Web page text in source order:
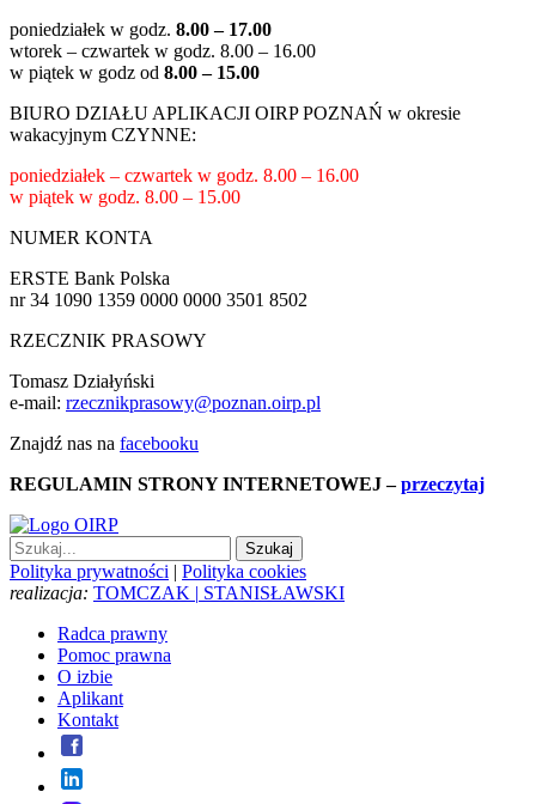
poniedziałek w godz. 8.00 – 17.00
wtorek – czwartek w godz. 8.00 – 16.00
w piątek w godz od 8.00 – 15.00
BIURO DZIAŁU APLIKACJI OIRP POZNAŃ w okresie
wakacyjnym CZYNNE:
poniedziałek – czwartek w godz. 8.00 – 16.00
w piątek w godz. 8.00 – 15.00
NUMER KONTA
ERSTE Bank Polska
nr 34 1090 1359 0000 0000 3501 8502
RZECZNIK PRASOWY
Tomasz Działyński
e-mail: rzecznikprasowy@poznan.oirp.pl
Znajdź nas na facebooku
REGULAMIN STRONY INTERNETOWEJ – przeczytaj
Polityka prywatności | Polityka cookies
realizacja: TOMCZAK | STANISŁAWSKI
Radca prawny
Pomoc prawna
O izbie
Aplikant
Kontakt